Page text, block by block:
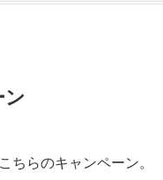
ン
ちらのキャンペーン。